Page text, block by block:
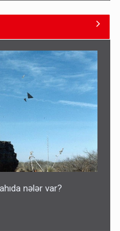
dollar qazanacaq
nələr var?